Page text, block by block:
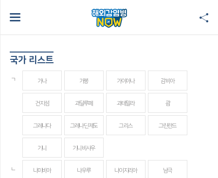
국가 리스트
ㄱ 가나 가봉 가이아나 감비아
건지섬 과달루페 과테말라 괌
그레나다 그레나딘 제도 그리스 그린란드
기니 기니비사우
ㄴ 나미비아 나우루 나이지리아 남극